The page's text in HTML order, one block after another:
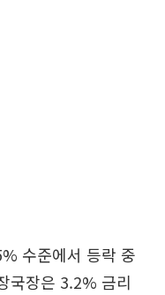
수준에서 등락 중
국장은 3.2% 금리